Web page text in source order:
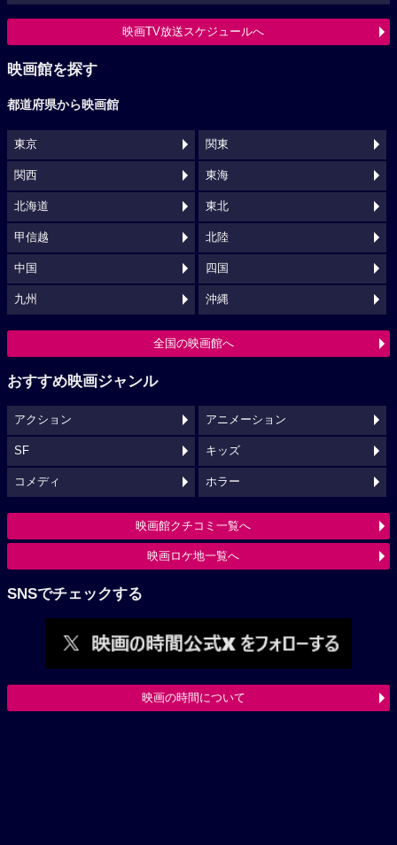
映画TV放送スケジュールへ
映画館を探す
都道府県から映画館
東京 関東
関西 東海
北海道 東北
甲信越 北陸
中国 四国
九州 沖縄
全国の映画館へ
おすすめ映画ジャンル
アクション アニメーション
SF キッズ
コメディ ホラー
映画館クチコミ一覧へ
映画ロケ地一覧へ
SNSでチェックする
映画の時間について